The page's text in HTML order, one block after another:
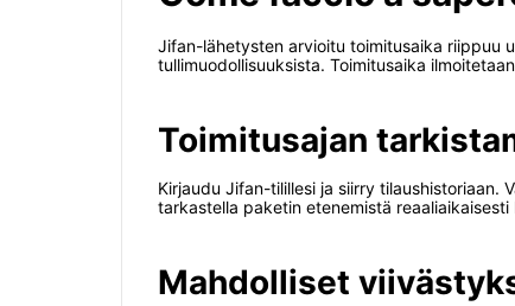
Jifan-lähetysten arvioitu toimitusaika riippuu
tullimuodollisuuksista. Toimitusaika
Toimitusajan
Kirjaudu Jifan-tilillesi ja siirry tilaushistoriaan.
tarkastella paketin etenemistä
Mahdolliset